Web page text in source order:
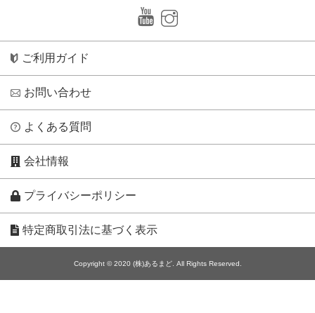
ご利用ガイド
お問い合わせ
よくある質問
会社情報
プライバシーポリシー
特定商取引法に基づく表示
Copyright © 2020 (株)あるまど. All Rights Reserved.